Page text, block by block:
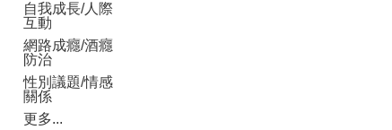
自我成長/人際
互動
網路成癮/酒癮
防治
性別議題/情感
關係
更多...